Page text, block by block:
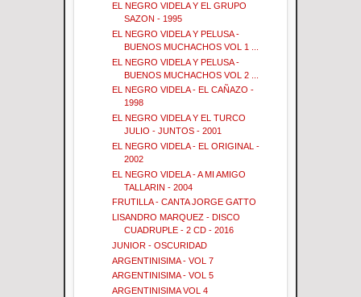
EL NEGRO VIDELA Y EL GRUPO
SAZON - 1995
EL NEGRO VIDELA Y PELUSA -
BUENOS MUCHACHOS VOL 1 ...
EL NEGRO VIDELA Y PELUSA -
BUENOS MUCHACHOS VOL 2 ...
EL NEGRO VIDELA - EL CAÑAZO -
1998
EL NEGRO VIDELA Y EL TURCO
JULIO - JUNTOS - 2001
EL NEGRO VIDELA - EL ORIGINAL -
2002
EL NEGRO VIDELA - A MI AMIGO
TALLARIN - 2004
FRUTILLA - CANTA JORGE GATTO
LISANDRO MARQUEZ - DISCO
CUADRUPLE - 2 CD - 2016
JUNIOR - OSCURIDAD
ARGENTINISIMA - VOL 7
ARGENTINISIMA - VOL 5
ARGENTINISIMA VOL 4